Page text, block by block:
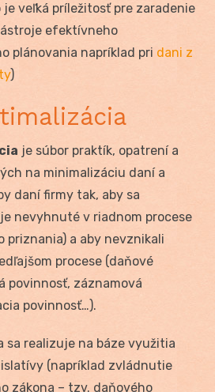
je veľká príležitosť pre zaradenie
efektívneho
plánovania napríklad pri dani z
)
je súbor praktík, opatrení a
na minimalizáciu daní a
daní firmy tak, aby sa
nevyhnuté v riadnom procese
priznania) a aby nevznikali
procese (daňové
povinnosť, záznamová
povinnosť…).
sa realizuje na báze využitia
(napríklad zvládnutie
zákona – tzv. daňového